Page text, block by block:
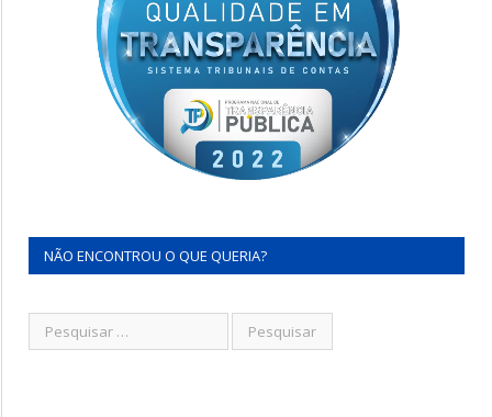
NÃO ENCONTROU O QUE QUERIA?